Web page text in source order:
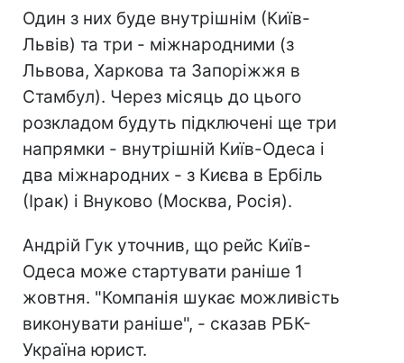
Один з них буде внутрішнім (Київ-
Львів) та три - міжнародними (з
Львова, Харкова та Запоріжжя в
Стамбул). Через місяць до цього
розкладом будуть підключені ще три
напрямки - внутрішній Київ-Одеса і
два міжнародних - з Києва в Ербіль
(Ірак) і Внуково (Москва, Росія).
Андрій Гук уточнив, що рейс Київ-
Одеса може стартувати раніше 1
жовтня. "Компанія шукає можливість
виконувати раніше", - сказав РБК-
Україна юрист.